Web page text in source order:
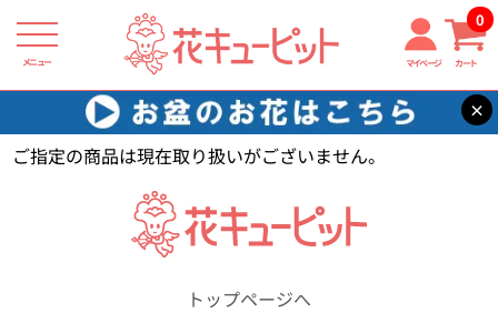
メニュー マイページ カート
0
×
花キューピット 【】
ご指定の商品は現在取り扱いがございません。
トップページへ